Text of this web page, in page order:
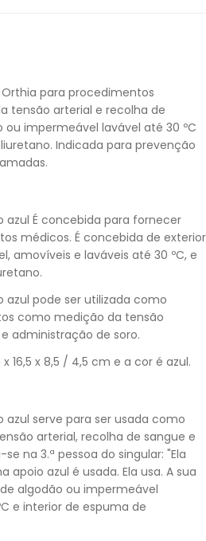
para procedimentos
tensão arterial e recolha de
ou impermeável lavável até 30 ºC
Indicada para prevenção
azul É concebida para fornecer
médicos. É concebida de exterior
amovíveis e laváveis até 30 ºC, e
pode ser utilizada como
como medição da tensão
administração de soro.
16,5 x 8,5 / 4,5 cm e a cor é azul.
serve para ser usada como
arterial, recolha de sangue e
na 3.ª pessoa do singular: "Ela
apoio azul é usada. Ela usa. A sua
algodão ou impermeável
e interior de espuma de